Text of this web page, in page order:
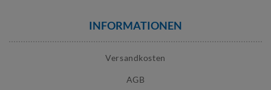
INFORMATIONEN
Versandkosten
AGB